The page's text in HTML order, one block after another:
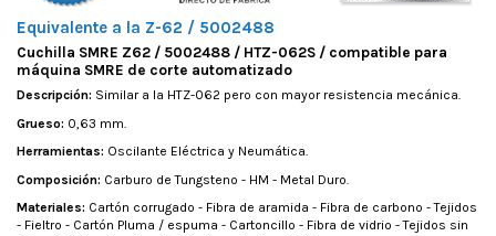
Equivalente a la Z-62 / 5002488
Cuchilla SMRE Z62 / 5002488 / HTZ-062S / compatible para
máquina SMRE de corte automatizado
Descripción: Similar a la HTZ-062 pero con mayor resistencia mecánica.
Grueso: 0,63 mm.
Herramientas: Oscilante Eléctrica y Neumática.
Composición: Carburo de Tungsteno - HM - Metal Duro.
Materiales: Cartón corrugado - Fibra de aramida - Fibra de carbono - Tejidos
- Fieltro - Cartón Pluma / espuma - Cartoncillo - Fibra de vidrio - Tejidos sin